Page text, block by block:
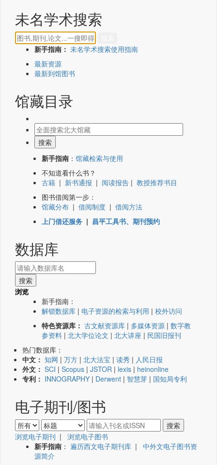
未名学术搜索
新手指南： 未名学术搜索使用指南
最新资源
最新到馆图书
馆藏目录
新手指南 ： 馆藏检索与使用
不知道看什么书？
古籍 | 新书通报 | 阅读报告 | 教授推荐书目
图书借阅第一步：
馆藏分布 | 借阅制度 | 借阅方法
上门借还服务 | 昌平工具书、期刊预约
数据库
浏览
新手指南：
解锁数据库 | 电子资源的检索与利用 | 校外访问
特色资源库： 古文献资源库 | 多媒体资源 | 数字教
参资料 | 北大学位论文 | 北大讲座 | 民国旧报刊
热门数据库：
中文： 知网 | 万方 | 北大法宝 | 读秀 | 人民日报
外文： SCI | Scopus | JSTOR | lexis | heinonline
专利： INNOGRAPHY | Derwent | 智慧芽 | 国知局专利
电子期刊/图书
浏览电子期刊 | 浏览电子图书
新手指南 ： 遍历西文电子期刊库 | 中外文电子图书资
源简介